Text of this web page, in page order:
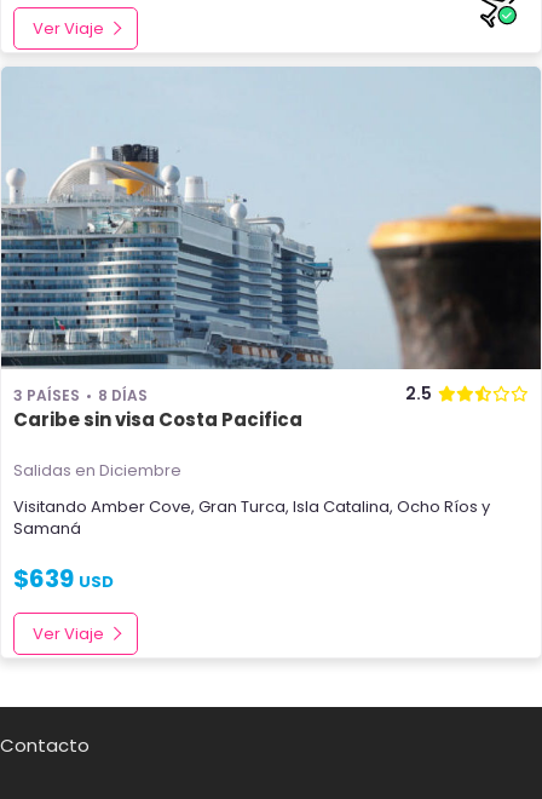
Ver Viaje
3 PAÍSES 8 DÍAS 2.5
Caribe sin visa Costa Pacifica
Salidas en Diciembre
Visitando Amber Cove, Gran Turca, Isla Catalina, Ocho Ríos y
Samaná
$639 USD
Ver Viaje
Contacto